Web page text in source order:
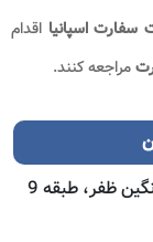
سفارت اسپانیا اقدام
مراجعه کنند.
تهران، خیابان شریعتی، روبروی ظفر، مجتمع نگین ظفر، طبقه 9